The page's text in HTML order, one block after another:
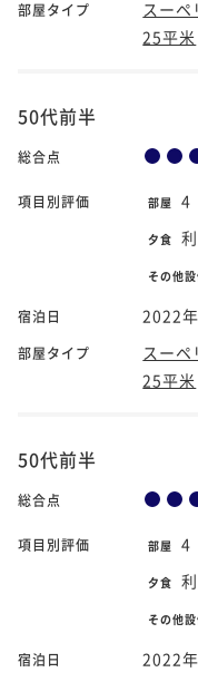
部屋タイプ
スーペ
25平米
50代前半
総合点
項目別評価 部屋 4
夕食
その他
宿泊日 2022
部屋タイプ
スーペ
25平米
50代前半
総合点
項目別評価 部屋 4
夕食
その他
宿泊日 2022